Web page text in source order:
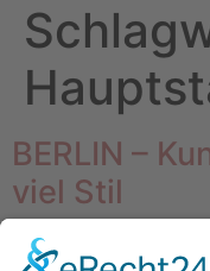
BERLIN –
viel Stil